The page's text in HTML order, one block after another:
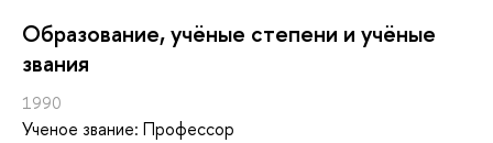
Oбразование, учёные степени и учёные
звания
1990
Ученое звание: Профессор